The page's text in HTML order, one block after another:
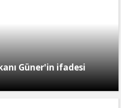
Güner'in ifadesi